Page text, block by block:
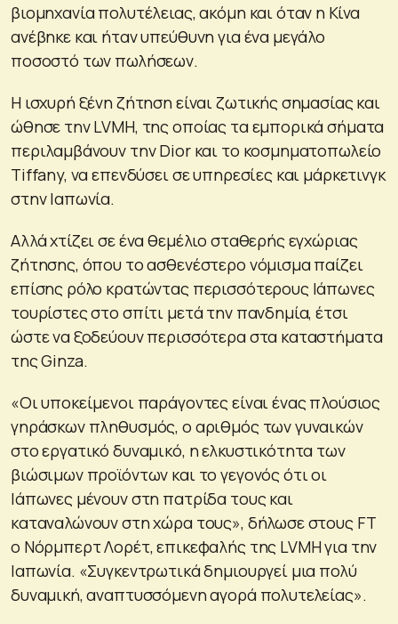
βιομηχανία πολυτέλειας, ακόμη και όταν η Κίνα
ανέβηκε και ήταν υπεύθυνη για ένα μεγάλο
ποσοστό των πωλήσεων.
Η ισχυρή ξένη ζήτηση είναι ζωτικής σημασίας και
ώθησε την LVMH, της οποίας τα εμπορικά σήματα
περιλαμβάνουν την Dior και το κοσμηματοπωλείο
Tiffany, να επενδύσει σε υπηρεσίες και μάρκετινγκ
στην Ιαπωνία.
Αλλά χτίζει σε ένα θεμέλιο σταθερής εγχώριας
ζήτησης, όπου το ασθενέστερο νόμισμα παίζει
επίσης ρόλο κρατώντας περισσότερους Ιάπωνες
τουρίστες στο σπίτι μετά την πανδημία, έτσι
ώστε να ξοδεύουν περισσότερα στα καταστήματα
της Ginza.
«Οι υποκείμενοι παράγοντες είναι ένας πλούσιος
γηράσκων πληθυσμός, ο αριθμός των γυναικών
στο εργατικό δυναμικό, η ελκυστικότητα των
βιώσιμων προϊόντων και το γεγονός ότι οι
Ιάπωνες μένουν στη πατρίδα τους και
καταναλώνουν στη χώρα τους», δήλωσε στους FT
ο Νόρμπερτ Λορέτ, επικεφαλής της LVMH για την
Ιαπωνία. «Συγκεντρωτικά δημιουργεί μια πολύ
δυναμική, αναπτυσσόμενη αγορά πολυτελείας».